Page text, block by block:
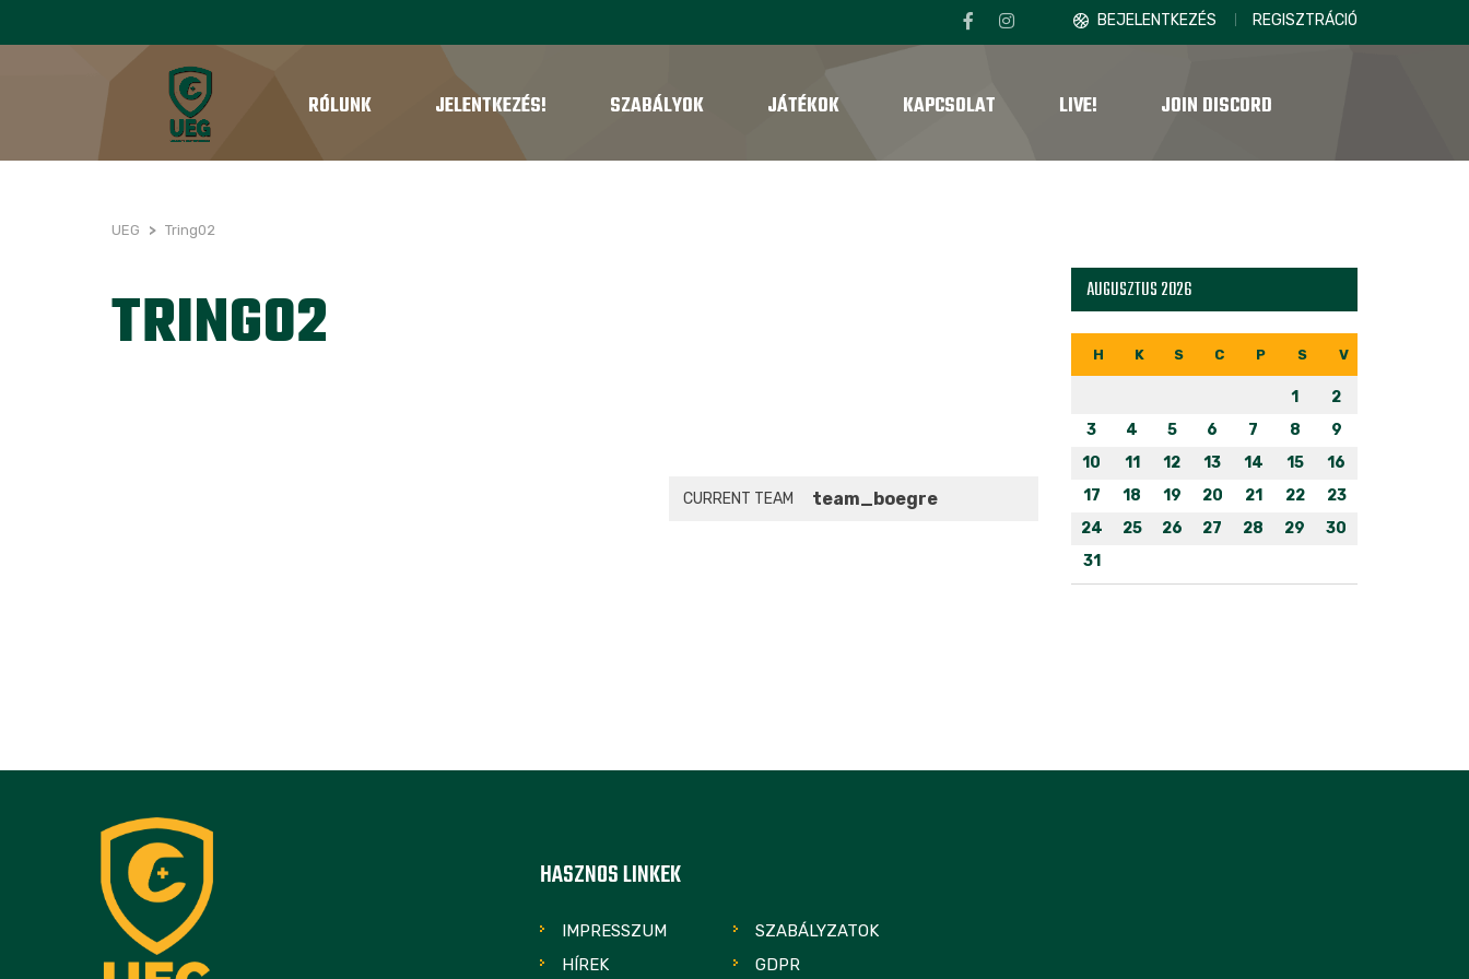
BEJELENTKEZÉS REGISZTRÁCIÓ
RÓLUNK JELENTKEZÉS! SZABÁLYOK JÁTÉKOK KAPCSOLAT LIVE! JOIN DISCORD
UEG > Tring02
TRING02
CURRENT TEAM team_boegre
AUGUSZTUS 2026
H K S C P S V
1
2
3
4 5 6 7 8
9
10
11 12 13 14 15
16
17
18 19 20 21 22
23
24
25 26 27 28 29
30
31
HASZNOS LINKEK
IMPRESSZUM
SZABÁLYZATOK
HÍREK
GDPR